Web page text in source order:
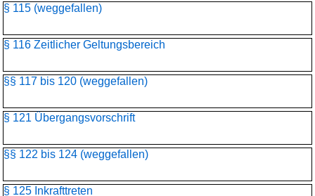
§ 115 (weggefallen)
§ 116 Zeitlicher Geltungsbereich
§§ 117 bis 120 (weggefallen)
§ 121 Übergangsvorschrift
§§ 122 bis 124 (weggefallen)
§ 125 Inkrafttreten